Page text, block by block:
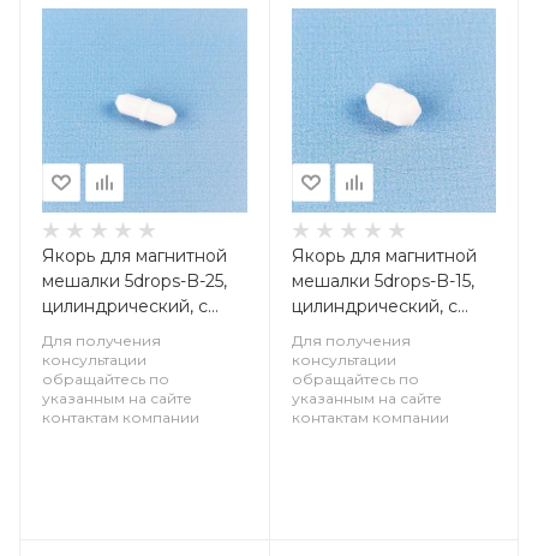
Якорь для магнитной
мешалки 5drops-B-25,
цилиндрический, с
кольцевым
утолщением 25х8 мм,
фторопласт
Для получения
консультации
обращайтесь по
указанным на сайте
контактам компании
Якорь для магнитной
мешалки 5drops-B-15,
цилиндрический, с
кольцевым
утолщением 15х8 мм,
фторопласт
Для получения
консультации
обращайтесь по
указанным на сайте
контактам компании